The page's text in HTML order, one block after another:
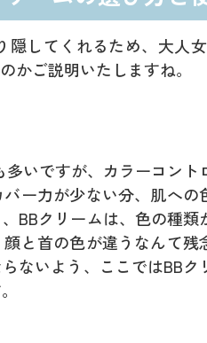
隠してくれるため、大人
かご説明いたしますね。
いですが、カラーコント
ー力が少ない分、肌への
BBクリームは、色の種類
と首の色が違うなんて残
ないよう、ここではBBク